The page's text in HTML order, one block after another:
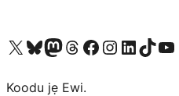
Ṣabẹwo sí àkàùntù X (Twitter tẹ́lẹ̀) waBẹwo akanti Bluesky waLọ sí àkáǹtì Mastodon waBẹwo akanti Threads waṢabẹwo si Facebook waVisit our Instagram account
Visit our LinkedIn
Bẹwo akanti TikTok waVisit
Koodu jẹ Ewi.